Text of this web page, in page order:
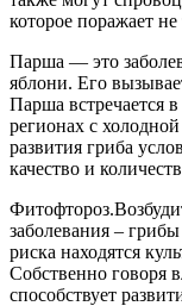
которое поражает
Парша — это
яблони. Его
Парша встречается
регионах с
развития гриба
качество и
заболевания – грибы
риска находятся
Собственно говоря
способствует